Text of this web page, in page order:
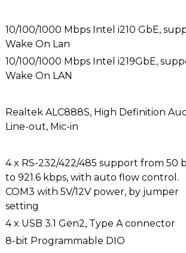
10/100/1000 Mbps Intel i210 GbE,
Wake On Lan
10/100/1000 Mbps Intel i219GbE,
Wake On LAN
Realtek ALC888S, High Definition
Line-out, Mic-in
4 x RS-232/422/485 support from 50
to 921.6 kbps, with auto flow control.
COM3 with 5V/12V power, by jumper
setting
4 x USB 3.1 Gen2, Type A connector
8-bit Programmable DIO